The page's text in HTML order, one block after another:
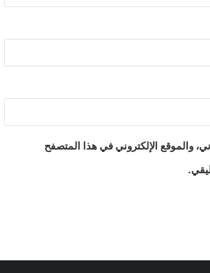
والموقع الإلكتروني في هذا المتصفح